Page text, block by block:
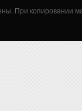
При копировании